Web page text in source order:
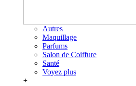
Autres
Maquillage
Parfums
Salon de Coiffure
Santé
Voyez plus
+